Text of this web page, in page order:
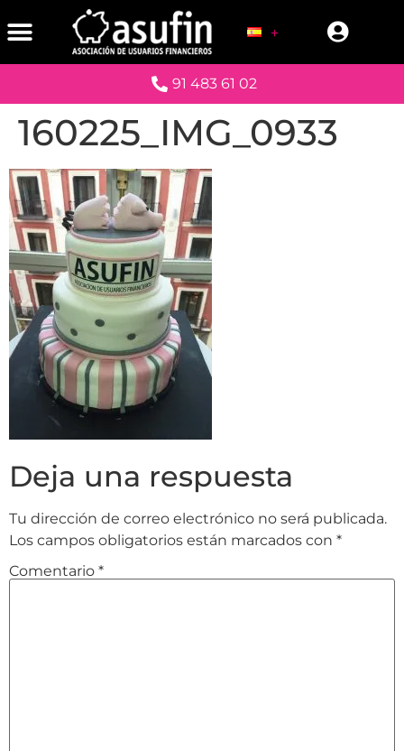
91 483 61 02
160225_IMG_0933
Deja una respuesta
Tu dirección de correo electrónico no será publicada.
Los campos obligatorios están marcados con *
Comentario *